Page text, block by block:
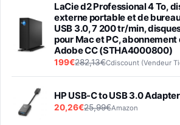
LaCie d2 Professional 4 To,
externe portable et de bureau
USB 3.0, 7 200 tr/min,
pour Mac et PC, abonnement
Adobe CC (STHA4000800)
199€282,13€Cdiscount (Vendeur
HP USB-C to USB 3.0 Adapter
20,26€25,99€Amazon